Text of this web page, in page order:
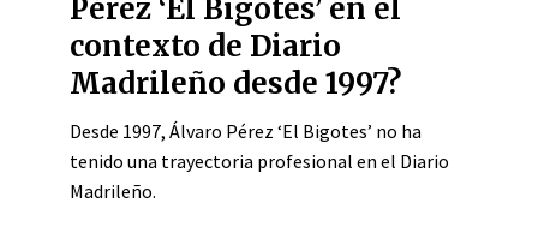
Pérez ‘El Bigotes’ en el
contexto de Diario
Madrileño desde 1997?
Desde 1997, Álvaro Pérez ‘El Bigotes’ no ha
tenido una trayectoria profesional en el Diario
Madrileño.